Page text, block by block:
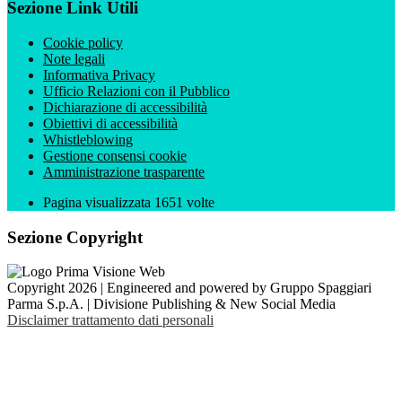
Sezione Link Utili
Cookie policy
Note legali
Informativa Privacy
Ufficio Relazioni con il Pubblico
Dichiarazione di accessibilità
Obiettivi di accessibilità
Whistleblowing
Gestione consensi cookie
Amministrazione trasparente
Pagina visualizzata 1651 volte
Sezione Copyright
Copyright 2026 | Engineered and powered by Gruppo Spaggiari
Parma S.p.A. | Divisione Publishing & New Social Media
Disclaimer trattamento dati personali